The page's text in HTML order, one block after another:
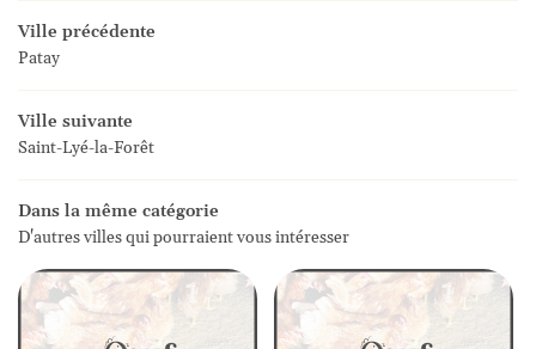
Ville précédente
Patay
Ville suivante
Saint-Lyé-la-Forêt
Dans la même catégorie
D'autres villes qui pourraient vous intéresser